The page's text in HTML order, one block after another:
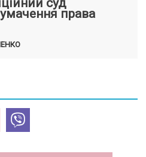
суд
права